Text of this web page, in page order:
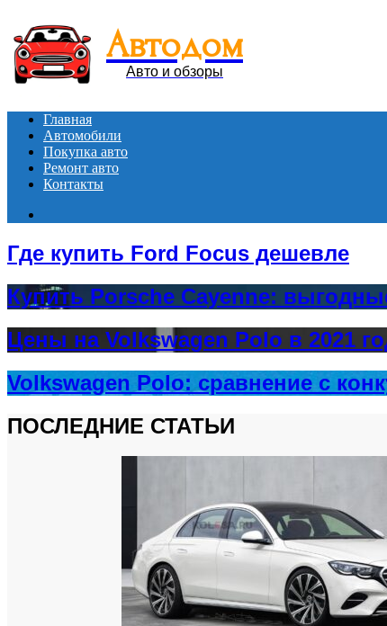
Автодом
Авто и обзоры
Главная
Автомобили
Покупка авто
Ремонт авто
Контакты
Где купить Ford Focus дешевле
Купить Porsche Cayenne:
Цены на Volkswagen Polo в 2021
Volkswagen Polo: сравнение с
ПОСЛЕДНИЕ СТАТЬИ